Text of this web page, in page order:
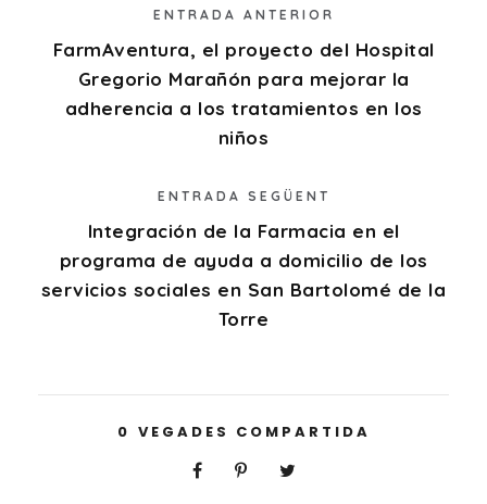
ENTRADA ANTERIOR
FarmAventura, el proyecto del Hospital
Gregorio Marañón para mejorar la
adherencia a los tratamientos en los
niños
ENTRADA SEGÜENT
Integración de la Farmacia en el
programa de ayuda a domicilio de los
servicios sociales en San Bartolomé de la
Torre
0 VEGADES COMPARTIDA